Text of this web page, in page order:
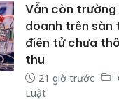
Vẫn còn trường
doanh trên sàn
điên tử chưa
thu
21 giờ trước
Luật